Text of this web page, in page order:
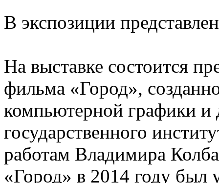
В экспозиции
На выставке состоится
фильма «Город»,
компьютерной графики и
государственного
работам Владимира
«Город» в 2014 году был